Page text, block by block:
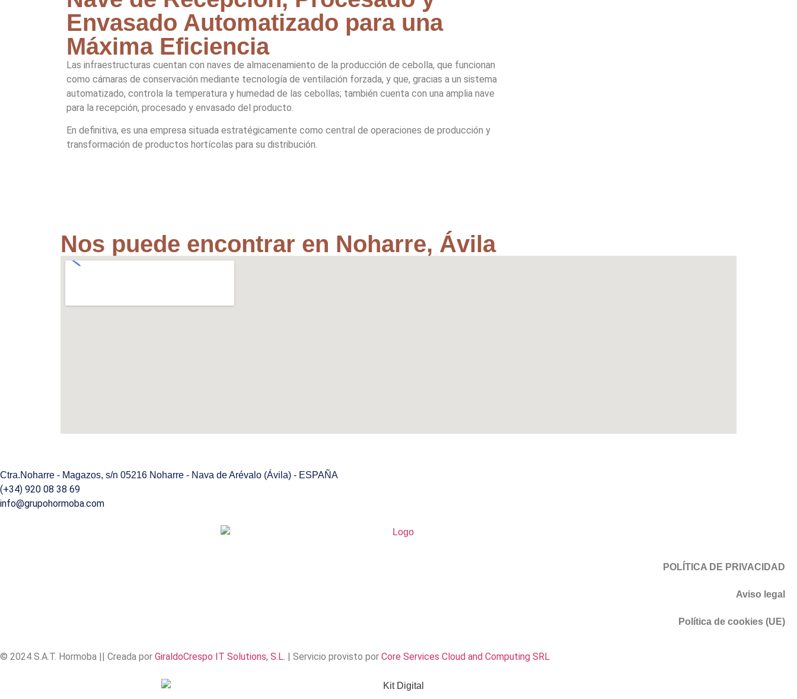
Envasado Automatizado para una
Máxima Eficiencia
Las infraestructuras cuentan con naves de almacenamiento de la producción de cebolla, que funcionan
como cámaras de conservación mediante tecnología de ventilación forzada, y que, gracias a un sistema
automatizado, controla la temperatura y humedad de las cebollas; también cuenta con una amplia nave
para la recepción, procesado y envasado del producto.
En definitiva, es una empresa situada estratégicamente como central de operaciones de producción y
transformación de productos hortícolas para su distribución.
Nos puede encontrar en Noharre, Ávila
Ctra.Noharre - Magazos, s/n 05216 Noharre - Nava de Arévalo (Ávila) - ESPAÑA
(+34) 920 08 38 69
info@grupohormoba.com
POLÍTICA DE PRIVACIDAD
Aviso legal
Política de cookies (UE)
© 2024 S.A.T. Hormoba || Creada por GiraldoCrespo IT Solutions, S.L. | Servicio provisto por Core Services Cloud and Computing SRL